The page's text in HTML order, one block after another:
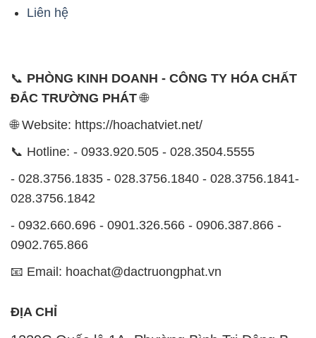
Liên hệ
📞 PHÒNG KINH DOANH - CÔNG TY HÓA CHẤT
ĐẮC TRƯỜNG PHÁT🌐
🌐 Website: https://hoachatviet.net/
📞 Hotline: - 0933.920.505 - 028.3504.5555
- 028.3756.1835 - 028.3756.1840 - 028.3756.1841-
028.3756.1842
- 0932.660.696 - 0901.326.566 - 0906.387.866 -
0902.765.866
📧 Email: hoachat@dactruongphat.vn
ĐỊA CHỈ